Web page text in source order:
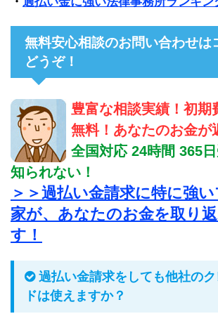
無料安心相談のお問い合わせは
どうぞ！
豊富な相談実績！初期
無料！あなたのお金が
全国対応 24時間 365
知られない！
＞＞過払い金請求に特に強
家が、あなたのお金を取り
す！
過払い金請求をしても他社の
ドは使えますか？